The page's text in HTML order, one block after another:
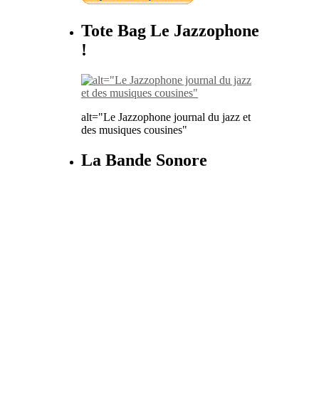
Tote Bag Le Jazzophone
!
alt="Le Jazzophone journal du jazz et
des musiques cousines"
La Bande Sonore